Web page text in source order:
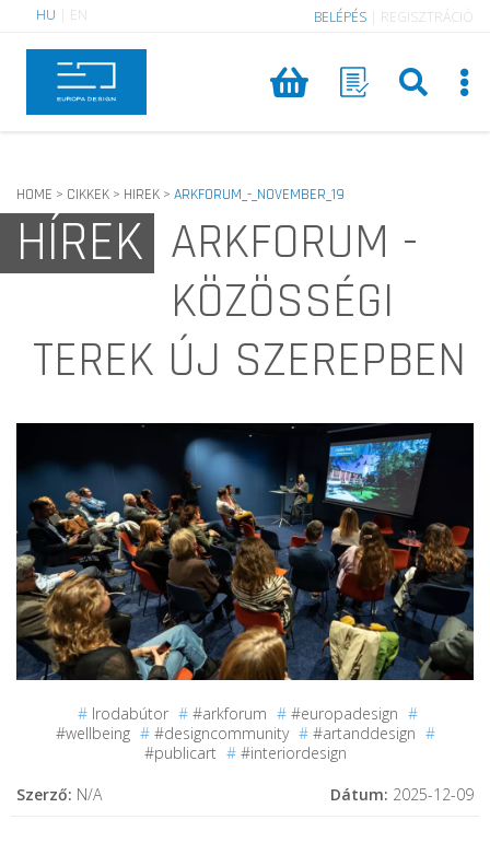
HU EN BELÉPÉS REGISZTRÁCIÓ
HOME > CIKKEK > HIREK > ARKFORUM_-_NOVEMBER_19
HÍREK ARKFORUM -
KÖZÖSSÉGI
TEREK ÚJ SZEREPBEN
# Irodabútor # #arkforum # #europadesign #
#wellbeing # #designcommunity # #artanddesign #
#publicart # #interiordesign
Szerző: N/A Dátum: 2025-12-09